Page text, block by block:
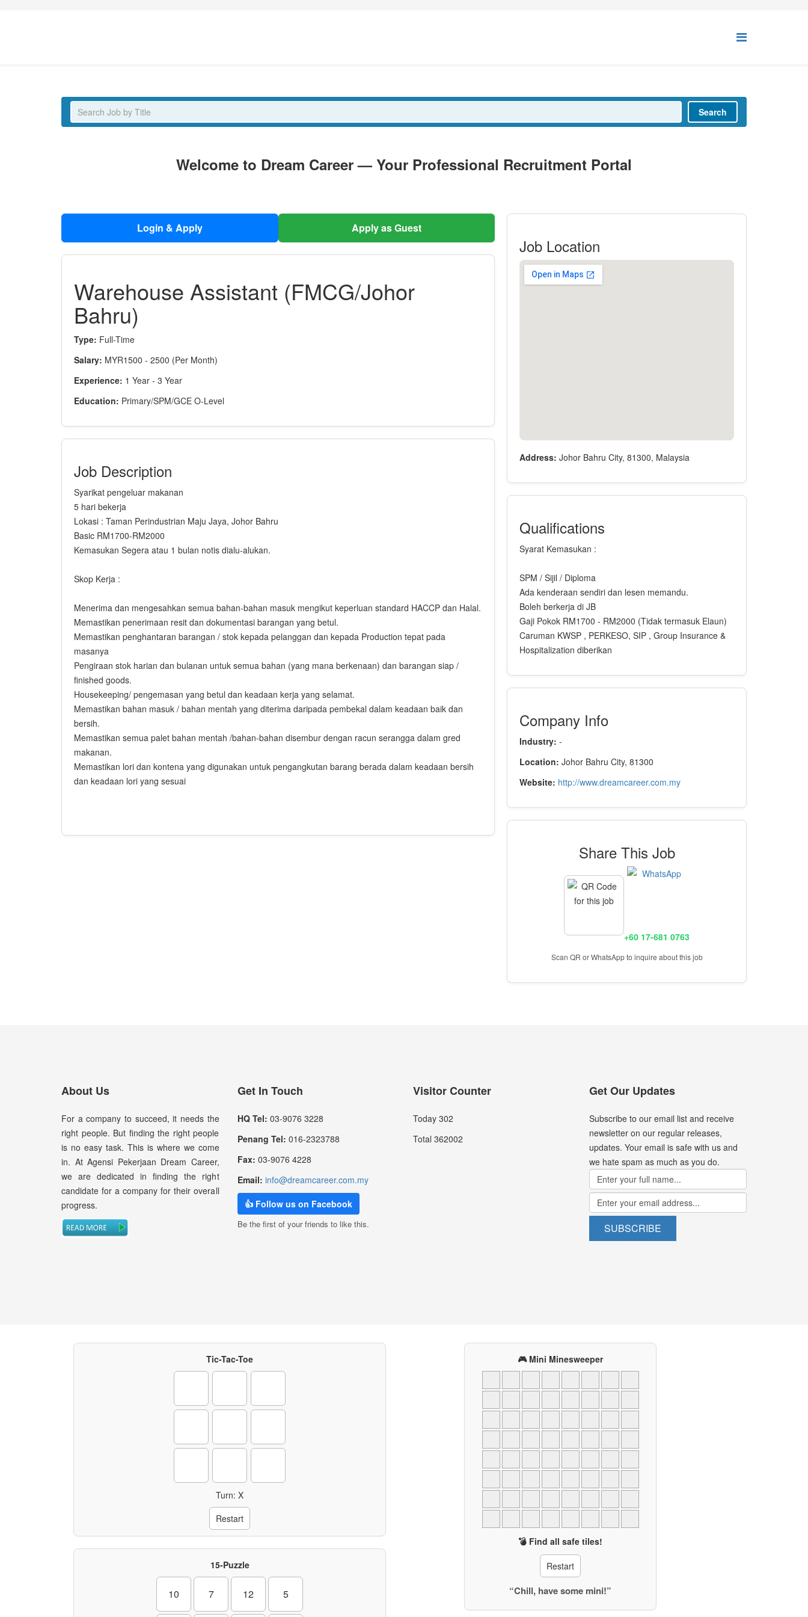
Search
Welcome to Dream Career — Your Professional Recruitment Portal
Login & Apply Apply as Guest
Warehouse Assistant (FMCG/Johor
Bahru)
Type: Full-Time
Salary: MYR1500 - 2500 (Per Month)
Experience: 1 Year - 3 Year
Education: Primary/SPM/GCE O-Level
Job Description
Syarikat pengeluar makanan
5 hari bekerja
Lokasi : Taman Perindustrian Maju Jaya, Johor Bahru
Basic RM1700-RM2000
Kemasukan Segera atau 1 bulan notis dialu-alukan.
Skop Kerja :
Menerima dan mengesahkan semua bahan-bahan masuk mengikut keperluan standard HACCP dan Halal.
Memastikan penerimaan resit dan dokumentasi barangan yang betul.
Memastikan penghantaran barangan / stok kepada pelanggan dan kepada Production tepat pada
masanya
Pengiraan stok harian dan bulanan untuk semua bahan (yang mana berkenaan) dan barangan siap /
finished goods.
Housekeeping/ pengemasan yang betul dan keadaan kerja yang selamat.
Memastikan bahan masuk / bahan mentah yang diterima daripada pembekal dalam keadaan baik dan
bersih.
Memastikan semua palet bahan mentah /bahan-bahan disembur dengan racun serangga dalam gred
makanan.
Memastikan lori dan kontena yang digunakan untuk pengangkutan barang berada dalam keadaan bersih
dan keadaan lori yang sesuai
Job Location
Address: Johor Bahru City, 81300, Malaysia
Qualifications
Syarat Kemasukan :
SPM / Sijil / Diploma
Ada kenderaan sendiri dan lesen memandu.
Boleh berkerja di JB
Gaji Pokok RM1700 - RM2000 (Tidak termasuk Elaun)
Caruman KWSP , PERKESO, SIP , Group Insurance &
Hospitalization diberikan
Company Info
Industry: -
Location: Johor Bahru City, 81300
Website: http://www.dreamcareer.com.my
Share This Job
+60 17-681 0763
Scan QR or WhatsApp to inquire about this job
About Us
For a company to succeed, it needs the
right people. But finding the right people
is no easy task. This is where we come
in. At Agensi Pekerjaan Dream Career,
we are dedicated in finding the right
candidate for a company for their overall
progress.
Get In Touch
HQ Tel: 03-9076 3228
Penang Tel: 016-2323788
Fax: 03-9076 4228
Email: info@dreamcareer.com.my
👍 Follow us on Facebook
Be the first of your friends to like this.
Visitor Counter
Today 302
Total 362002
Get Our Updates
Subscribe to our email list and receive
newsletter on our regular releases,
updates. Your email is safe with us and
we hate spam as much as you do.
Tic-Tac-Toe
Turn: X
Restart
15-Puzzle
10 7 12 5
🎮 Mini Minesweeper
💣 Find all safe tiles!
Restart
“Chill, have some mini!”